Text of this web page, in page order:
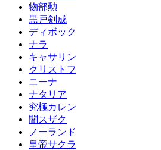
物部勲
黒戸剣成
ディボック
ナラ
キャサリン
クリストフ
ニーナ
ナタリア
究極カレン
闇スザク
ノーランド
皇帝サクラ